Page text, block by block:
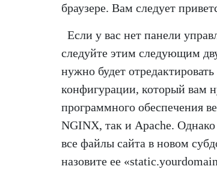
браузере. Вам следует
Если у вас нет панели
следуйте этим следующим
нужно будет
конфигурации, который вам
программного обеспечения
NGINX, так и Apache. Однако
все файлы сайта в новом
назовите ее